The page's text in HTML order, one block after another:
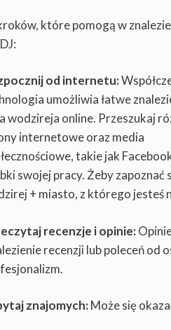
które pomogą w
od internetu:
umożliwia łatwe
wodzireja online. Przeszukaj
internetowe oraz media
takie jak
swojej pracy. Żeby
+ miasto, z którego jesteś
recenzje i opinie:
recenzji lub poleceń od
znajomych:Może się